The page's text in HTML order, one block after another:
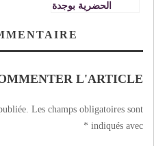
الحضرية بوجدة
L'ARTICLE
Les champs obligatoires sont
indiqués avec
*